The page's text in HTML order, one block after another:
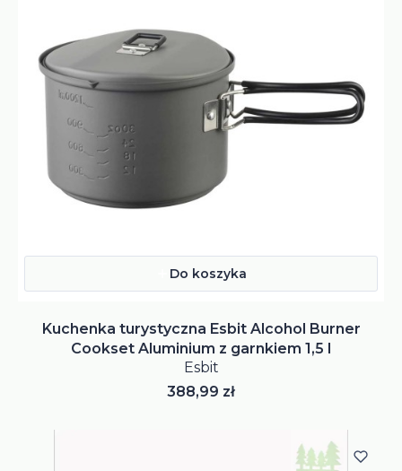
Do koszyka
Kuchenka turystyczna Esbit Alcohol Burner
Cookset Aluminium z garnkiem 1,5 l
Esbit
Cena
388,99 zł